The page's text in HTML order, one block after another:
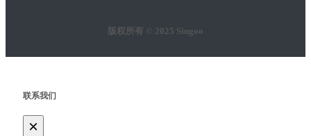
版权所有 © 2025 Singoo
联系我们
×